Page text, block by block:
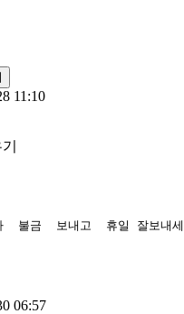
11:10
불금  보내고  휴일 잘보내
06:57